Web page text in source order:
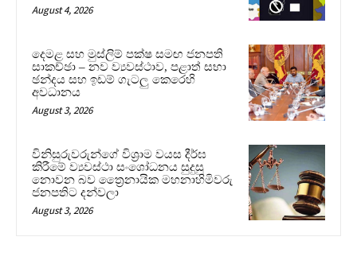
August 4, 2026
දෙමළ සහ මුස්ලිම් පක්ෂ සමඟ ජනපති
සාකච්ඡා – නව ව්‍යවස්ථාව, පළාත් සභා
ඡන්දය සහ ඉඩම් ගැටලු කෙරෙහි
අවධානය
August 3, 2026
විනිසුරුවරුන්ගේ විශ්‍රාම වයස දීර්ඝ
කිරීමේ ව්‍යවස්ථා සංශෝධනය සුදුසු
නොවන බව ත්‍රෛනායික මහනාහිමිවරු
ජනපතිට දන්වලා
August 3, 2026